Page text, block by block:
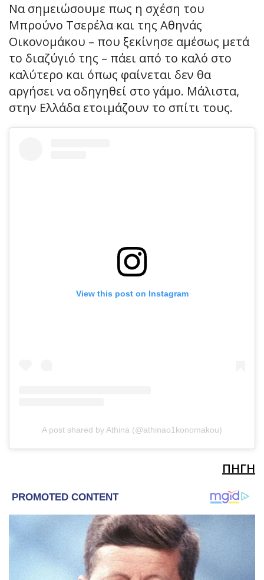
Να σημειώσουμε πως η σχέση του
Μπρούνο Τσερέλα και της Αθηνάς
Οικονομάκου – που ξεκίνησε αμέσως μετά
το διαζύγιό της – πάει από το καλό στο
καλύτερο και όπως φαίνεται δεν θα
αργήσει να οδηγηθεί στο γάμο. Μάλιστα,
στην Ελλάδα ετοιμάζουν το σπίτι τους.
View this post on Instagram
A post shared by Athina (@athinao1konomakou)
ΠΗΓΗ